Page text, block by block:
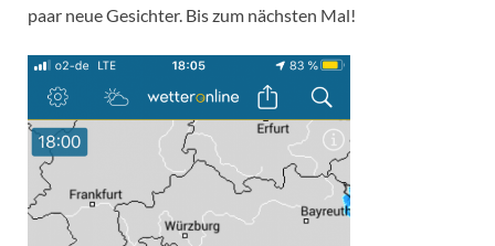
paar neue Gesichter. Bis zum nächsten Mal!